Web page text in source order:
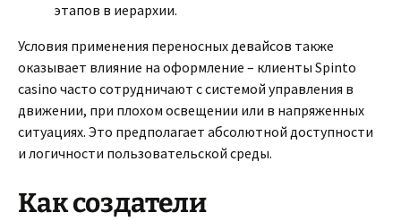
этапов в иерархии.
Условия применения переносных девайсов также
оказывает влияние на оформление – клиенты Spinto
casino часто сотрудничают с системой управления в
движении, при плохом освещении или в напряженных
ситуациях. Это предполагает абсолютной доступности
и логичности пользовательской среды.
Как создатели